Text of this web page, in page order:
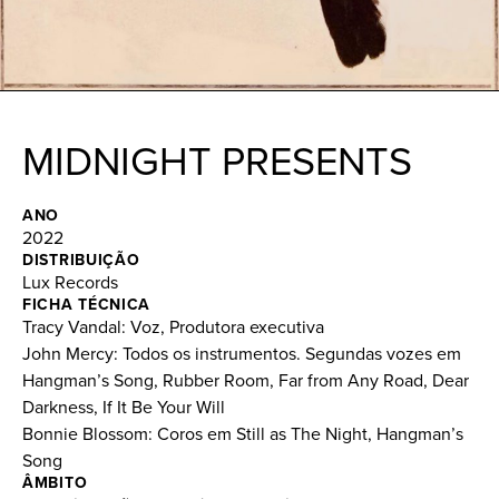
MIDNIGHT PRESENTS
ANO
2022
DISTRIBUIÇÃO
Lux Records
FICHA TÉCNICA
Tracy Vandal: Voz, Produtora executiva
John Mercy: Todos os instrumentos. Segundas vozes em
Hangman’s Song, Rubber Room, Far from Any Road, Dear
Darkness, If It Be Your Will
Bonnie Blossom: Coros em Still as The Night, Hangman’s
Song
ÂMBITO